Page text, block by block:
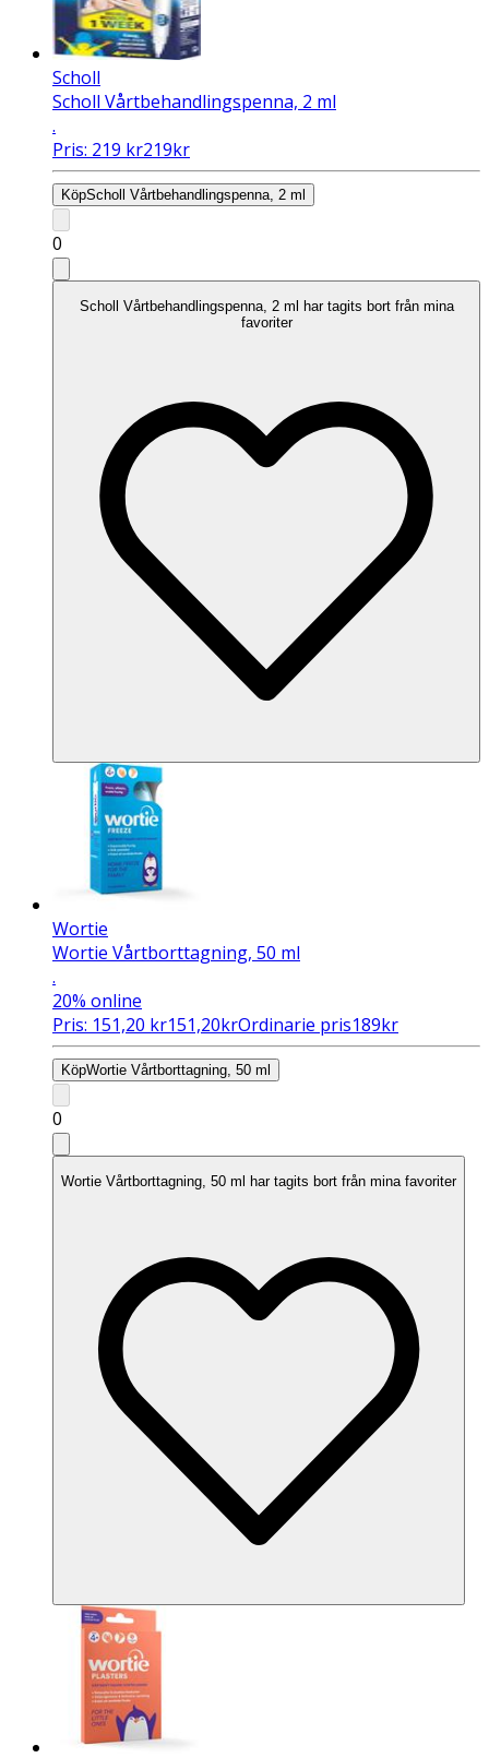
Scholl
Scholl Vårtbehandlingspenna, 2 ml
.
Pris: 219 kr219kr
KöpScholl Vårtbehandlingspenna, 2 ml
0
Scholl Vårtbehandlingspenna, 2 ml har tagits bort från mina
favoriter
Wortie
Wortie Vårtborttagning, 50 ml
.
20% online
Pris: 151,20 kr151,20krOrdinarie pris189kr
KöpWortie Vårtborttagning, 50 ml
0
Wortie Vårtborttagning, 50 ml har tagits bort från mina favoriter